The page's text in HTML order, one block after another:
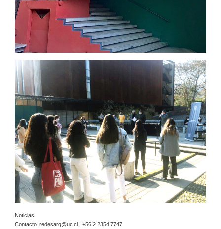
Noticias
Contacto: redesarq@uc.cl | +56 2 2354 7747